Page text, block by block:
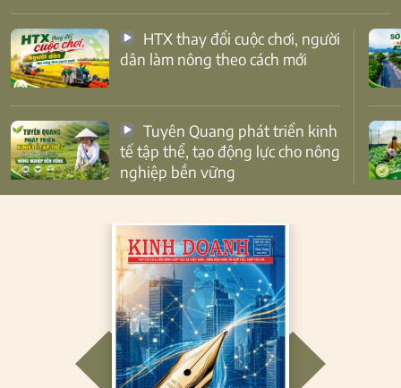
dân làm nông theo cách mới
tế tập thể, tạo động lực cho nông
nghiệp bền vững